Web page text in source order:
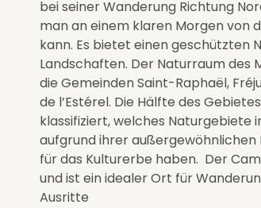
bei seiner Wanderung Richtung
man an einem klaren Morgen von
kann. Es bietet einen geschützten
Landschaften. Der Naturraum des
die Gemeinden Saint-Raphaël,
de l’Estérel. Die Hälfte des
klassifiziert, welches Naturgebiete
aufgrund ihrer außergewöhnlichen
für das Kulturerbe haben. Der
und ist ein idealer Ort für
Ausritte